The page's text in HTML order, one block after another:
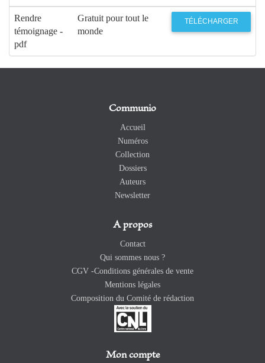
Rendre
témoignage -
pdf
Gratuit pour tout le
monde
TÉLÉCHARGER
Communio
Accueil
Numéros
Collection
Dossiers
Auteurs
Newsletter
A propos
Contact
Qui sommes nous ?
CGV -Conditions générales de vente
Mentions légales
Composition du Comité de rédaction
Mon compte